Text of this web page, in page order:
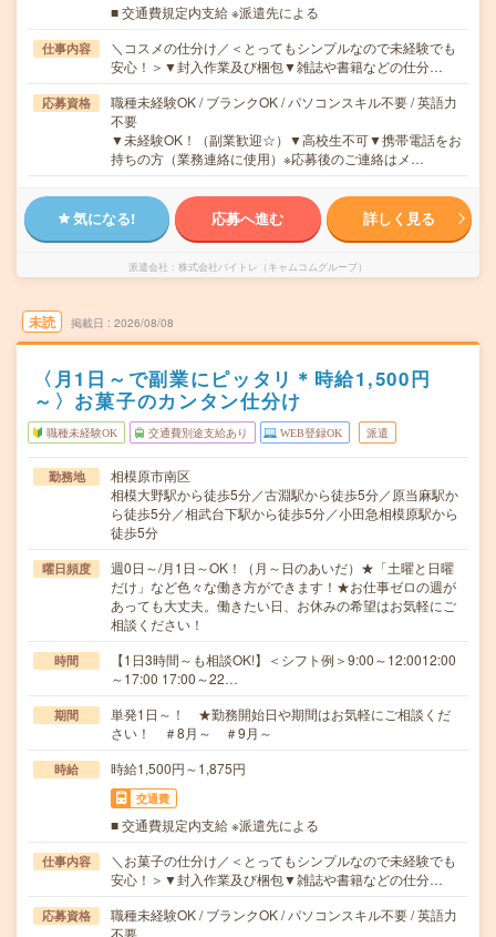
■ 交通費規定内支給 ※派遣先による
仕事内容
＼コスメの仕分け／＜とってもシンプルなので未経験でも
安心！＞▼封入作業及び梱包▼雑誌や書籍などの仕分…
応募資格
職種未経験OK / ブランクOK / パソコンスキル不要 / 英語力
不要
▼未経験OK！（副業歓迎☆）▼高校生不可▼携帯電話をお
持ちの方（業務連絡に使用）※応募後のご連絡はメ…
気になる! 応募へ進む 詳しく見る
派遣会社 株式会社バイトレ（キャムコムグループ）
未読 掲載日 2026/08/08
〈月1日～で副業にピッタリ＊時給1,500円
～〉お菓子のカンタン仕分け
職種未経験OK 交通費別途支給あり WEB登録OK 派遣
勤務地
相模原市南区
相模大野駅から徒歩5分／古淵駅から徒歩5分／原当麻駅か
ら徒歩5分／相武台下駅から徒歩5分／小田急相模原駅から
徒歩5分
曜日頻度
週0日～/月1日～OK！（月～日のあいだ）★「土曜と日曜
だけ」など色々な働き方ができます！★お仕事ゼロの週が
あっても大丈夫。働きたい日、お休みの希望はお気軽にご
相談ください！
時間
【1日3時間～も相談OK!】＜シフト例＞9:00～12:0012:00
～17:00 17:00～22…
期間
単発1日～！ ★勤務開始日や期間はお気軽にご相談くだ
さい！ ＃8月～ ＃9月～
時給 時給1,500円～1,875円
交通費
■ 交通費規定内支給 ※派遣先による
仕事内容
＼お菓子の仕分け／＜とってもシンプルなので未経験でも
安心！＞▼封入作業及び梱包▼雑誌や書籍などの仕分…
応募資格
職種未経験OK / ブランクOK / パソコンスキル不要 / 英語力
不要